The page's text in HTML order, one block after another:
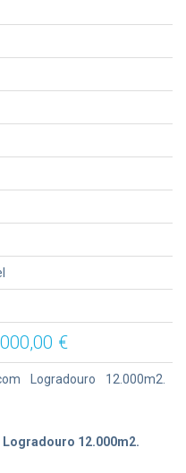
€
Logradouro 12.000m2.
12.000m2.